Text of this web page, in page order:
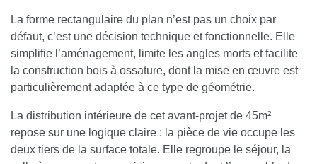
La forme rectangulaire du plan n’est pas un choix par
défaut, c’est une décision technique et fonctionnelle. Elle
simplifie l’aménagement, limite les angles morts et facilite
la construction bois à ossature, dont la mise en œuvre est
particulièrement adaptée à ce type de géométrie.
La distribution intérieure de cet avant-projet de 45m²
repose sur une logique claire : la pièce de vie occupe les
deux tiers de la surface totale. Elle regroupe le séjour, la